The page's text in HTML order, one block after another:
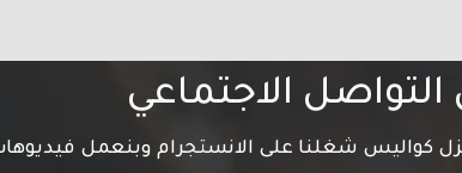
الاجتماعي
كواليس شغلنا على الانستجرام وبنعمل